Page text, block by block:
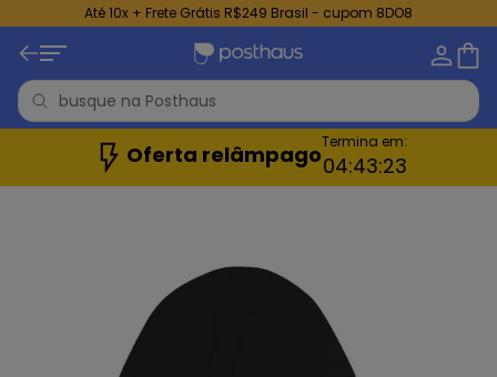
Até 10x + Frete Grátis R$249 Brasil - cupom 8DO8
Oferta relâmpagoTermina em:
04:43:22